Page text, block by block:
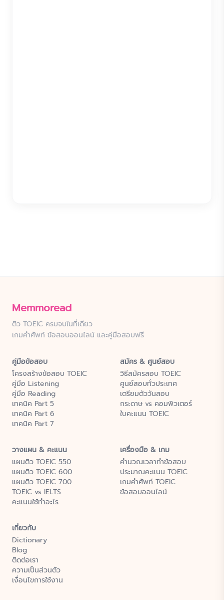
Memmoread
ติว TOEIC ครบจบในที่เดียว
เกมคำศัพท์ ข้อสอบออนไลน์ และคู่มือสอบฟรี
คู่มือข้อสอบ
โครงสร้างข้อสอบ TOEIC
คู่มือ Listening
คู่มือ Reading
เทคนิค Part 5
เทคนิค Part 6
เทคนิค Part 7
สมัคร & ศูนย์สอบ
วิธีสมัครสอบ TOEIC
ศูนย์สอบทั่วประเทศ
เตรียมตัววันสอบ
กระดาษ vs คอมพิวเตอร์
ใบคะแนน TOEIC
วางแผน & คะแนน
แผนติว TOEIC 550
แผนติว TOEIC 600
แผนติว TOEIC 700
TOEIC vs IELTS
คะแนนใช้ทำอะไร
เครื่องมือ & เกม
คำนวณเวลาทำข้อสอบ
ประมาณคะแนน TOEIC
เกมคำศัพท์ TOEIC
ข้อสอบออนไลน์
เกี่ยวกับ
Dictionary
Blog
ติดต่อเรา
ความเป็นส่วนตัว
เงื่อนไขการใช้งาน